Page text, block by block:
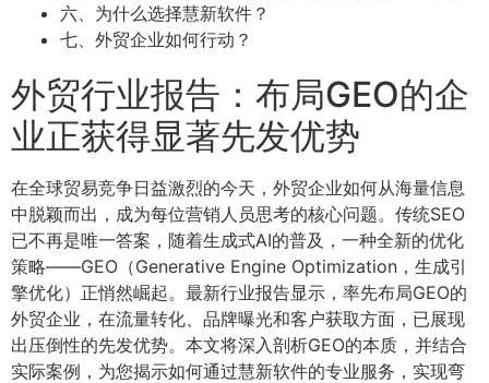
六、为什么选择慧新软件？
七、外贸企业如何行动？
外贸行业报告：布局GEO的企
业正获得显著先发优势
在全球贸易竞争日益激烈的今天，外贸企业如何从海量信息
中脱颖而出，成为每位营销人员思考的核心问题。传统SEO
已不再是唯一答案，随着生成式AI的普及，一种全新的优化
策略——GEO（Generative Engine Optimization，生成引
擎优化）正悄然崛起。最新行业报告显示，率先布局GEO的
外贸企业，在流量转化、品牌曝光和客户获取方面，已展现
出压倒性的先发优势。本文将深入剖析GEO的本质，并结合
实际案例，为您揭示如何通过慧新软件的专业服务，实现弯